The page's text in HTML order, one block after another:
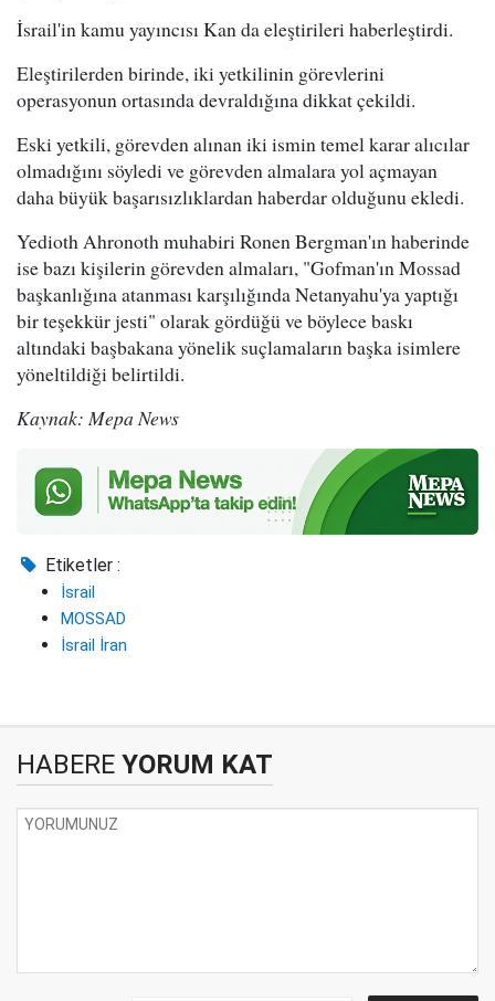
İsrail'in kamu yayıncısı Kan da eleştirileri haberleştirdi.
Eleştirilerden birinde, iki yetkilinin görevlerini
operasyonun ortasında devraldığına dikkat çekildi.
Eski yetkili, görevden alınan iki ismin temel karar alıcılar
olmadığını söyledi ve görevden almalara yol açmayan
daha büyük başarısızlıklardan haberdar olduğunu ekledi.
Yedioth Ahronoth muhabiri Ronen Bergman'ın haberinde
ise bazı kişilerin görevden almaları, "Gofman'ın Mossad
başkanlığına atanması karşılığında Netanyahu'ya yaptığı
bir teşekkür jesti" olarak gördüğü ve böylece baskı
altındaki başbakana yönelik suçlamaların başka isimlere
yöneltildiği belirtildi.
Kaynak: Mepa News
Etiketler :
İsrail
MOSSAD
İsrail İran
HABERE YORUM KAT